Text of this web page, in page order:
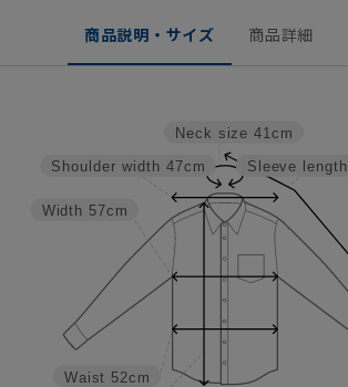
商品説明・サイズ 商品詳細
Sleeve length
Neck size 41cm
Waist 52cm
Width 57cm
Shoulder width 47cm